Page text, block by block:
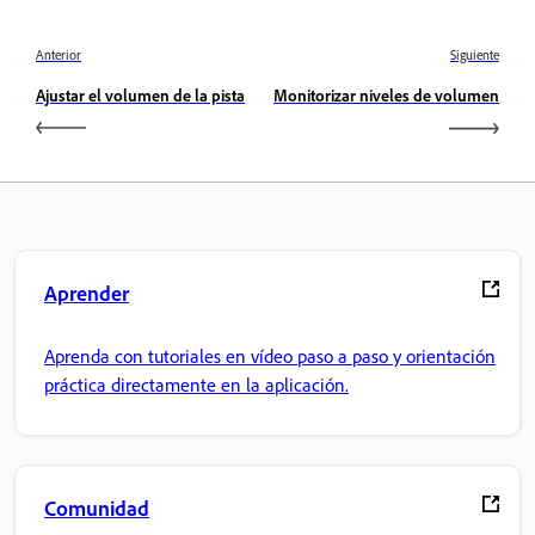
Anterior
Ajustar el volumen de la pista
Siguiente
Monitorizar niveles de volumen
Aprender
Aprenda con tutoriales en vídeo paso a paso y orientación
práctica directamente en la aplicación.
Comunidad